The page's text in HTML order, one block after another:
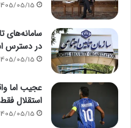
05/15
سامانه‌های
در دسترس
05/15
عجیب اما
استقلال فقط ۱۰۰ میلیون تومان است!
05/15